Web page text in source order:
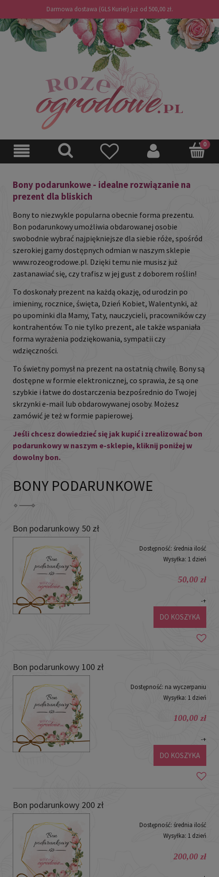
Darmowa dostawa (GLS Kurier) już od 500,00 zł.
Bony podarunkowe - idealne rozwiązanie na
prezent dla bliskich
Bony to niezwykle popularna obecnie forma prezentu.
Bon podarunkowy umożliwia obdarowanej osobie
swobodnie wybrać najpiękniejsze dla siebie róże, spośród
szerokiej gamy dostępnych odmian w naszym sklepie
www.rozeogrodowe.pl. Dzięki temu nie musisz już
zastanawiać się, czy trafisz w jej gust z doborem roślin!
To doskonały prezent na każdą okazję, od urodzin po
imieniny, rocznice, święta, Dzień Kobiet, Walentynki, aż
po upominki dla Mamy, Taty, nauczycieli, pracowników czy
kontrahentów. To nie tylko prezent, ale także wspaniała
forma wyrażenia podziękowania, sympatii czy
wdzięczności.
To świetny pomysł na prezent na ostatnią chwilę. Bony są
dostępne w formie elektronicznej, co sprawia, że są one
szybkie i łatwe do dostarczenia bezpośrednio do Twojej
skrzynki e-mail lub obdarowywanej osoby. Możesz
zamówić je też w formie papierowej.
Jeśli chcesz dowiedzieć się jak kupić i zrealizować bon
podarunkowy w naszym e-sklepie, kliknij poniżej w
dowolny bon.
BONY PODARUNKOWE
Bon podarunkowy 50 zł
Dostępność: średnia ilość
Wysyłka: 1 dzień
50,00 zł
-+
DO KOSZYKA
Bon podarunkowy 100 zł
Dostępność: na wyczerpaniu
Wysyłka: 1 dzień
100,00 zł
-+
DO KOSZYKA
Bon podarunkowy 200 zł
Dostępność: średnia ilość
Wysyłka: 1 dzień
200,00 zł